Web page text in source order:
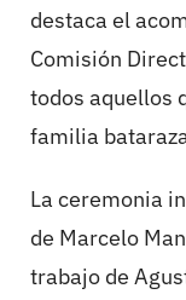
destaca el
Comisión
todos aquellos
familia
La ceremonia
de Marcelo
trabajo de